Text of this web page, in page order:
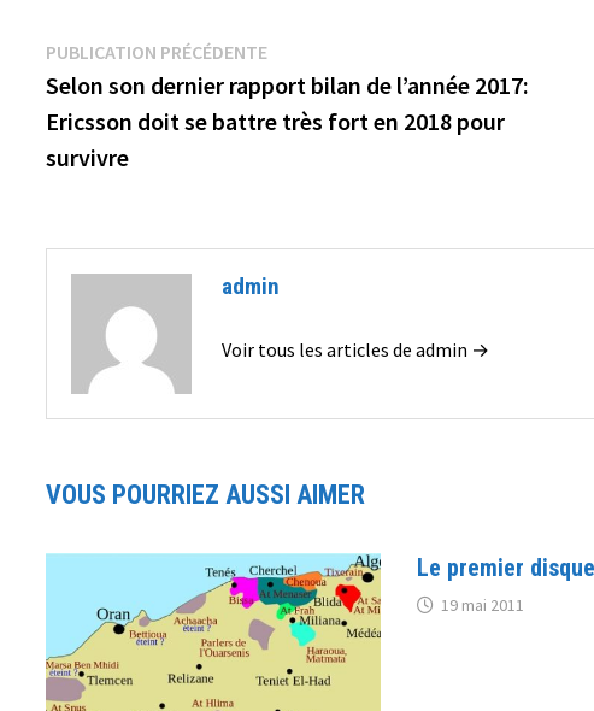
Navigation
de
l’article
PUBLICATION PRÉCÉDENTEPublication
précédente :
Selon son dernier rapport bilan de l’année 2017:
Ericsson doit se battre très fort en 2018 pour
survivre
admin
Voir tous les articles de admin →
VOUS POURRIEZ AUSSI AIMER
Le premier
19 mai 2011